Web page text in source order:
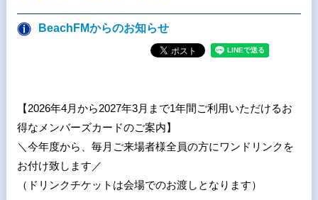
BeachFMからのお知らせ
【2026年4月から2027年3月まで1年間ご利用いただけるお
得なメンバーズカードのご案内】
＼今年度から、毎月ご来場者様全員の方にワンドリンクを
お付け致します／
（ドリンクチケットは会場でのお渡しとなります）